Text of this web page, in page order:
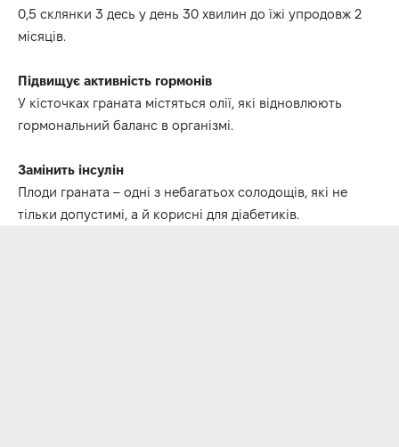
0,5 склянки 3 десь у день 30 хвилин до їжі упродовж 2
місяців.
Підвищує активність гормонів
У кісточках граната містяться олії, які відновлюють
гормональний баланс в організмі.
Замінить інсулін
Плоди граната – одні з небагатьох солодощів, які не
тільки допустимі, а й корисні для діабетиків.